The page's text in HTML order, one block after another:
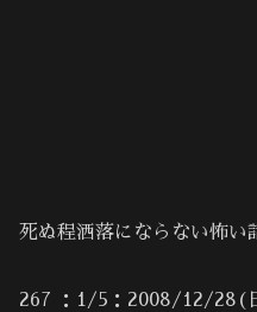
死ぬ程洒落にならない怖い
267 ：1/5：2008/12/28(